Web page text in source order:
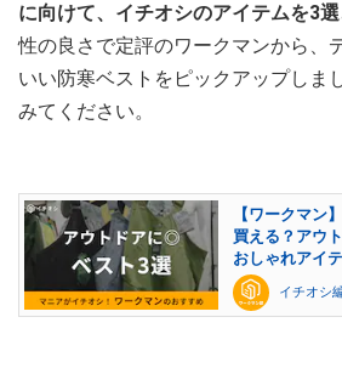
に向けて、イチオシのアイテムを3選
性の良さで定評のワークマンから、
いい防寒ベストをピックアップしま
みてください。
【ワークマン
買える？アウ
おしゃれアイ
イチオシ